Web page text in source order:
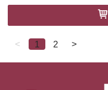
< 1 2 >